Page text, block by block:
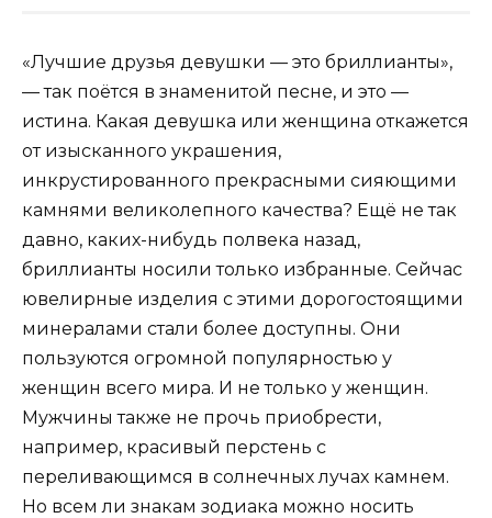
«Лучшие друзья девушки — это бриллианты»,
— так поётся в знаменитой песне, и это —
истина. Какая девушка или женщина откажется
от изысканного украшения,
инкрустированного прекрасными сияющими
камнями великолепного качества? Ещё не так
давно, каких-нибудь полвека назад,
бриллианты носили только избранные. Сейчас
ювелирные изделия с этими дорогостоящими
минералами стали более доступны. Они
пользуются огромной популярностью у
женщин всего мира. И не только у женщин.
Мужчины также не прочь приобрести,
например, красивый перстень с
переливающимся в солнечных лучах камнем.
Но всем ли знакам зодиака можно носить